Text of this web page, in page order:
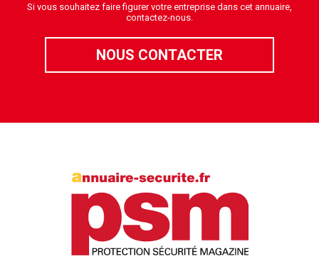
Si vous souhaitez faire figurer votre entreprise dans cet annuaire,
contactez-nous.
NOUS CONTACTER